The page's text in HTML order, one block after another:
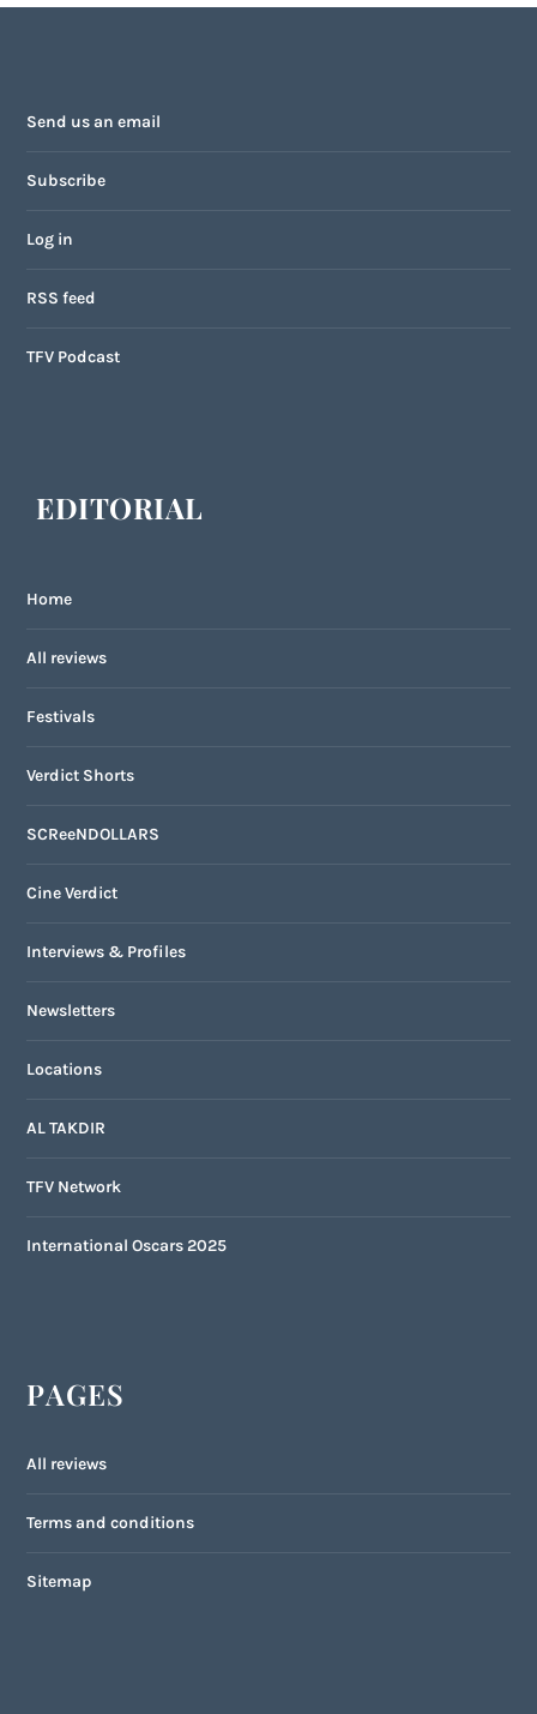
Send us an email
Subscribe
Log in
RSS feed
TFV Podcast
EDITORIAL
Home
All reviews
Festivals
Verdict Shorts
SCReeNDOLLARS
Cine Verdict
Interviews & Profiles
Newsletters
Locations
AL TAKDIR
TFV Network
International Oscars 2025
PAGES
All reviews
Terms and conditions
Sitemap